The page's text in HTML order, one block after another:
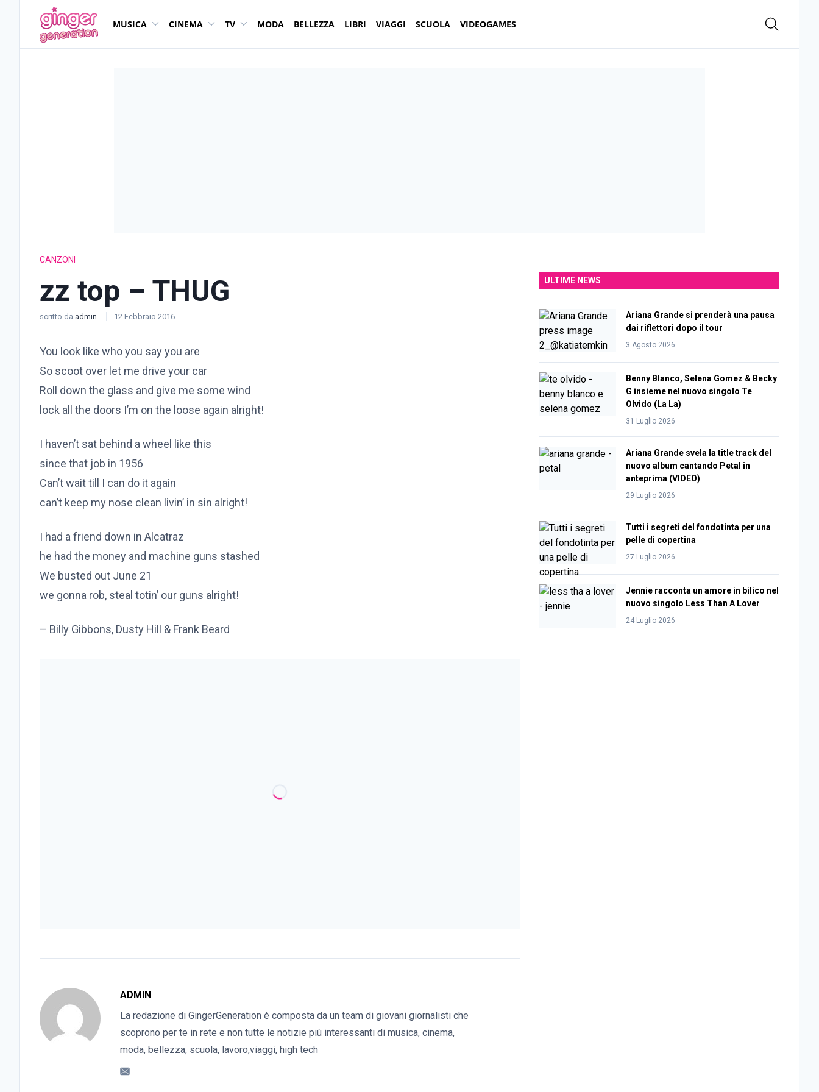
MUSICA CINEMA TV MODA BELLEZZA LIBRI VIAGGI SCUOLA VIDEOGAMES
CANZONI
zz top – THUG
scritto da admin 12 Febbraio 2016
You look like who you say you are
So scoot over let me drive your car
Roll down the glass and give me some wind
lock all the doors I’m on the loose again alright!
I haven’t sat behind a wheel like this
since that job in 1956
Can’t wait till I can do it again
can’t keep my nose clean livin’ in sin alright!
I had a friend down in Alcatraz
he had the money and machine guns stashed
We busted out June 21
we gonna rob, steal totin’ our guns alright!
– Billy Gibbons, Dusty Hill & Frank Beard
ADMIN
La redazione di GingerGeneration è composta da un team di giovani giornalisti che
scoprono per te in rete e non tutte le notizie più interessanti di musica, cinema,
moda, bellezza, scuola, lavoro,viaggi, high tech
ULTIME NEWS
Ariana Grande si prenderà una pausa
dai riflettori dopo il tour
3 Agosto 2026
Benny Blanco, Selena Gomez & Becky
G insieme nel nuovo singolo Te
Olvido (La La)
31 Luglio 2026
Ariana Grande svela la title track del
nuovo album cantando Petal in
anteprima (VIDEO)
29 Luglio 2026
Tutti i segreti del fondotinta per una
pelle di copertina
27 Luglio 2026
Jennie racconta un amore in bilico nel
nuovo singolo Less Than A Lover
24 Luglio 2026